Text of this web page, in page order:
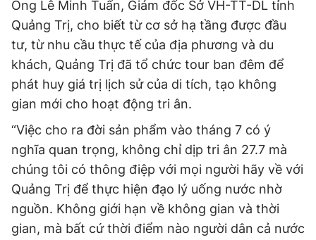
Ông Lê Minh Tuấn, Giám đốc Sở VH-TT-DL tỉnh
Quảng Trị, cho biết từ cơ sở hạ tầng được đầu
tư, từ nhu cầu thực tế của địa phương và du
khách, Quảng Trị đã tổ chức tour ban đêm để
phát huy giá trị lịch sử của di tích, tạo không
gian mới cho hoạt động tri ân.
“Việc cho ra đời sản phẩm vào tháng 7 có ý
nghĩa quan trọng, không chỉ dịp tri ân 27.7 mà
chúng tôi có thông điệp với mọi người hãy về với
Quảng Trị để thực hiện đạo lý uống nước nhờ
nguồn. Không giới hạn về không gian và thời
gian, mà bất cứ thời điểm nào người dân cả nước